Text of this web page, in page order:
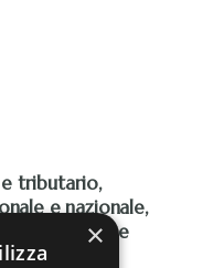
tributario,
e nazionale,
ambientale e
×